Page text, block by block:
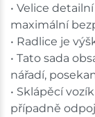
• Velice
maximální
• Radlice je
• Tato sada
nářadí,
• Sklápěcí
případně